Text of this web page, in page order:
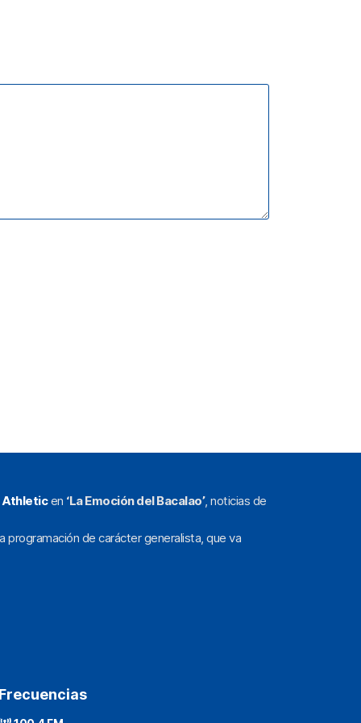
Athleticen ‘La Emoción del Bacalao’, noticias de
programación de carácter generalista, que va
Frecuencias